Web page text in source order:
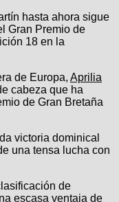
hasta ahora sigue
Gran Premio de
18 en la
de Europa, Aprilia
cabeza que ha
de Gran Bretaña
victoria dominical
una tensa lucha con
de
escasa ventaja de